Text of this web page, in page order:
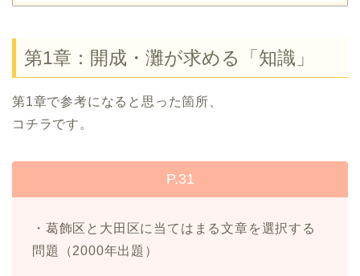
第1章：開成・灘が求める「知識」
第1章で参考になると思った箇所、
コチラです。
P.31
・葛飾区と大田区に当てはまる文章を選択する
問題（2000年出題）